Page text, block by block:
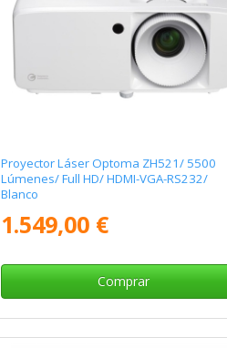
Proyector Láser Optoma ZH521/ 5500
Lúmenes/ Full HD/ HDMI-VGA-RS232/
Blanco
1.549,00 €
Comprar